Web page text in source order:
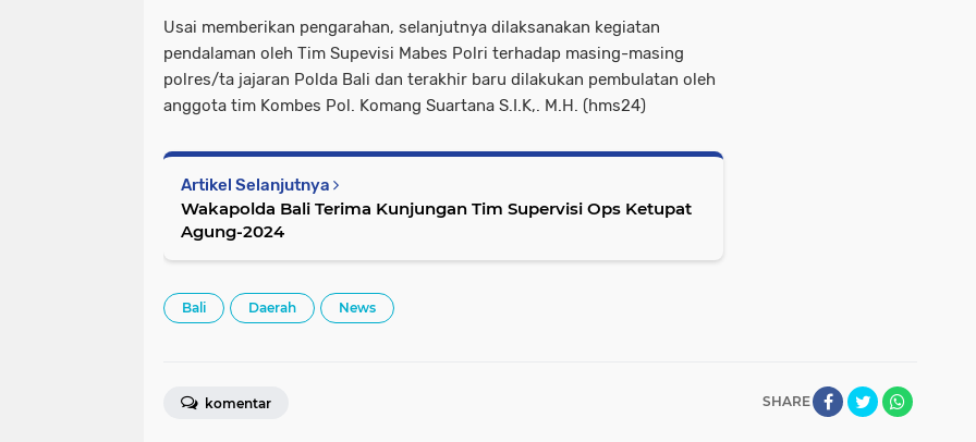
Usai memberikan pengarahan, selanjutnya dilaksanakan kegiatan
pendalaman oleh Tim Supevisi Mabes Polri terhadap masing-masing
polres/ta jajaran Polda Bali dan terakhir baru dilakukan pembulatan oleh
anggota tim Kombes Pol. Komang Suartana S.I.K,. M.H. (hms24)
Artikel Selanjutnya
Wakapolda Bali Terima Kunjungan Tim Supervisi Ops Ketupat
Agung-2024
Bali Daerah News
SHARE
komentar